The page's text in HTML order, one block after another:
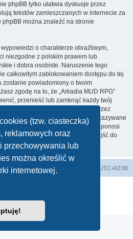
(tzw. ciasteczka)
reklamowych oraz
przechowywania lub
można określić w
internetowej.
phpBB tylko ułatwia dyskusje przez
tekstów zamieszczanych w internecie za
można znaleźć na stronie
o charakterze obraźliwym,
niezgodne z polskim prawem lub
i dobra osobiste. Naruszenie tego
całkowitym zablokowaniem dostępu do tej
zostanie powiadomiony o twoim
zgodę na to, że „Arkadia MUD RPG”
przenieść lub zamknąć każdy twój
wszystkich podanych przez
Informacje te nie będą przekazywane
MUD RPG”, ani phpBB nie ponosi
witryny, podczas których może dojść do
UTC+02:00